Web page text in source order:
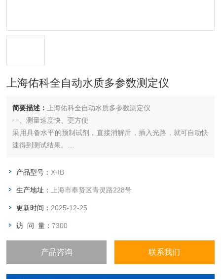
上海佑科全自动水质多参数测定仪
简要描述：
上海佑科全自动水质多参数测定仪
一、测量速度快、更方便
采用具备水平的预制试剂，直接消解后，插入光路，就可自动快
速得到测试结果。
①采用CT光栅式分光光学结构，光纤维能量传递方式，波长精度
测试模式（试管法）。
产品型号： X-IB
生产地址： 上海市奉贤区青灵路228号
更新时间： 2025-12-25
访 问 量：7300
产品咨询 联系我们